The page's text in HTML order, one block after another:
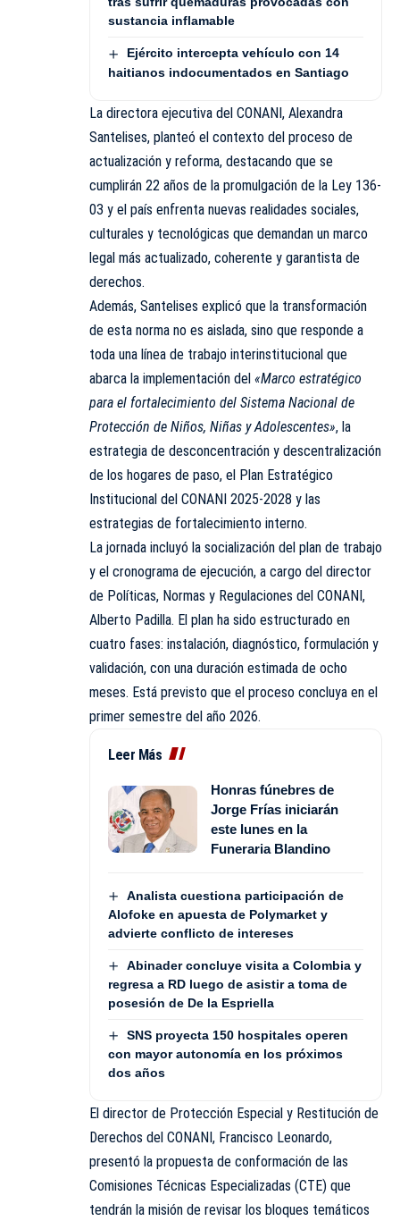
sustancia inflamable
Ejército intercepta vehículo con 14
haitianos indocumentados en Santiago
La directora ejecutiva del CONANI, Alexandra
Santelises, planteó el contexto del proceso de
actualización y reforma, destacando que se
cumplirán 22 años de la promulgación de la Ley 136-
03 y el país enfrenta nuevas realidades sociales,
culturales y tecnológicas que demandan un marco
legal más actualizado, coherente y garantista de
derechos.
Además, Santelises explicó que la transformación
de esta norma no es aislada, sino que responde a
toda una línea de trabajo interinstitucional que
abarca la implementación del «Marco estratégico
para el fortalecimiento del Sistema Nacional de
Protección de Niños, Niñas y Adolescentes», la
estrategia de desconcentración y descentralización
de los hogares de paso, el Plan Estratégico
Institucional del CONANI 2025-2028 y las
estrategias de fortalecimiento interno.
La jornada incluyó la socialización del plan de trabajo
y el cronograma de ejecución, a cargo del director
de Políticas, Normas y Regulaciones del CONANI,
Alberto Padilla. El plan ha sido estructurado en
cuatro fases: instalación, diagnóstico, formulación y
validación, con una duración estimada de ocho
meses. Está previsto que el proceso concluya en el
primer semestre del año 2026.
Leer Más
Honras fúnebres de
Jorge Frías iniciarán
este lunes en la
Funeraria Blandino
Analista cuestiona participación de
Alofoke en apuesta de Polymarket y
advierte conflicto de intereses
Abinader concluye visita a Colombia y
regresa a RD luego de asistir a toma de
posesión de De la Espriella
SNS proyecta 150 hospitales operen
con mayor autonomía en los próximos
dos años
El director de Protección Especial y Restitución de
Derechos del CONANI , Francisco Leonardo,
presentó la propuesta de conformación de las
Comisiones Técnicas Especializadas (CTE) que
tendrán la misión de revisar los bloques temáticos